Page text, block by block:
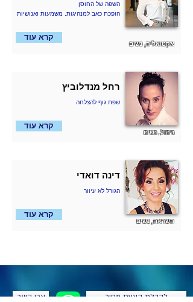
קרא עוד
אקטואליה, נשים
השפה של החוסן
הופכת כאב למנהיגות, משמעות ואנושיות
קרא עוד
ניהול, נשים
רחל מנדלוביץ
שפת גוף להצלחה
קרא עוד
השראה, נשים
דינה דואדי
הגורל לא עיוור
צרו קשר לקבלת הצעת מחיר